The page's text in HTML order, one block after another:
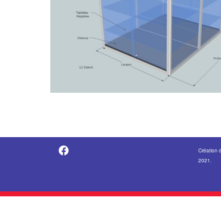
https://fr-fr.facebook.com/pages/category/Metal-Supplier/Vitrine-Center-1847745018840053/
Création
2021.